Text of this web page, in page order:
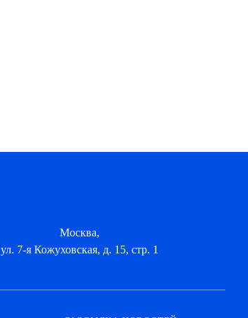
Москва,
ул. 7-я Кожуховская, д. 15, стр. 1